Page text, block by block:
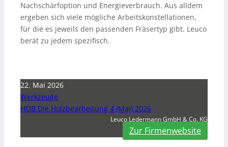
Nachschärfoption und Energieverbrauch. Aus alldem
ergeben sich viele mögliche Arbeitskonstellationen,
für die es jeweils den passenden Fräsertyp gibt. Leuco
berät zu jedem spezifisch.
22. Mai 2026
Werkzeuge
HOB Die Holzbearbeitung 4 (Mai) 2026
Leuco Ledermann GmbH & Co. KG
Zur Firmenwebsite